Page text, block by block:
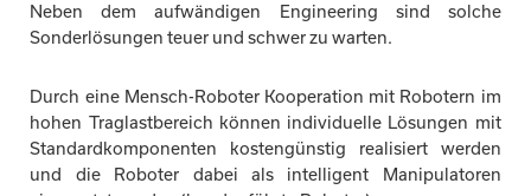
Neben dem aufwändigen Engineering sind solche
Sonderlösungen teuer und schwer zu warten.
Durch eine Mensch-Roboter Kooperation mit Robotern im
hohen Traglastbereich können individuelle Lösungen mit
Standardkomponenten kostengünstig realisiert werden
und die Roboter dabei als intelligent Manipulatoren